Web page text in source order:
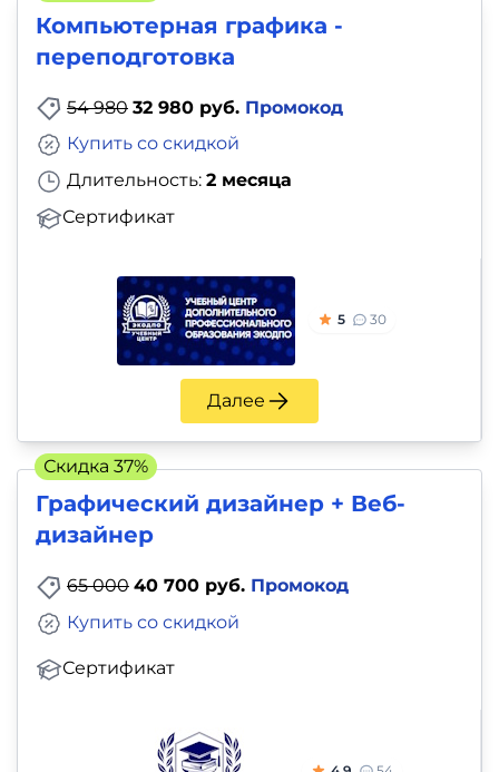
Компьютерная графика -
переподготовка
54 980 32 980 руб. Промокод
Длительность: 2 месяца
Сертификат
Купить со скидкой
5 30
Далее
Графический дизайнер + Веб-
дизайнер
65 000 40 700 руб. Промокод
Сертификат
Купить со скидкой
Скидка 37%